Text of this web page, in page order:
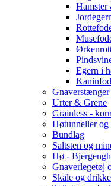
Egern i
Urter & Grene
Grainless -
Høtunneller og
Bundlag
Saltsten og
Hø -
Gnaverlegetøj
Skåle og